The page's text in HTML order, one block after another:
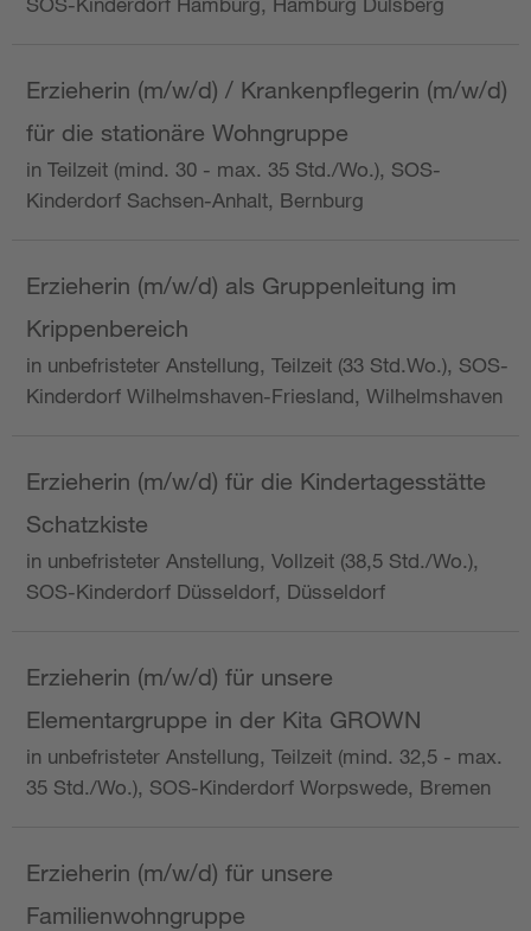
Erzieherin (m/w/d) / Krankenpflegerin (m/w/d)
für die stationäre Wohngruppe
in Teilzeit (mind. 30 - max. 35 Std./Wo.), SOS-
Kinderdorf Sachsen-Anhalt, Bernburg
Erzieherin (m/w/d) als Gruppenleitung im
Krippenbereich
in unbefristeter Anstellung, Teilzeit (33 Std.Wo.), SOS-
Kinderdorf Wilhelmshaven-Friesland, Wilhelmshaven
Erzieherin (m/w/d) für die Kindertagesstätte
Schatzkiste
in unbefristeter Anstellung, Vollzeit (38,5 Std./Wo.),
SOS-Kinderdorf Düsseldorf, Düsseldorf
Erzieherin (m/w/d) für unsere
Elementargruppe in der Kita GROWN
in unbefristeter Anstellung, Teilzeit (mind. 32,5 - max.
35 Std./Wo.), SOS-Kinderdorf Worpswede, Bremen
Erzieherin (m/w/d) für unsere
Familienwohngruppe